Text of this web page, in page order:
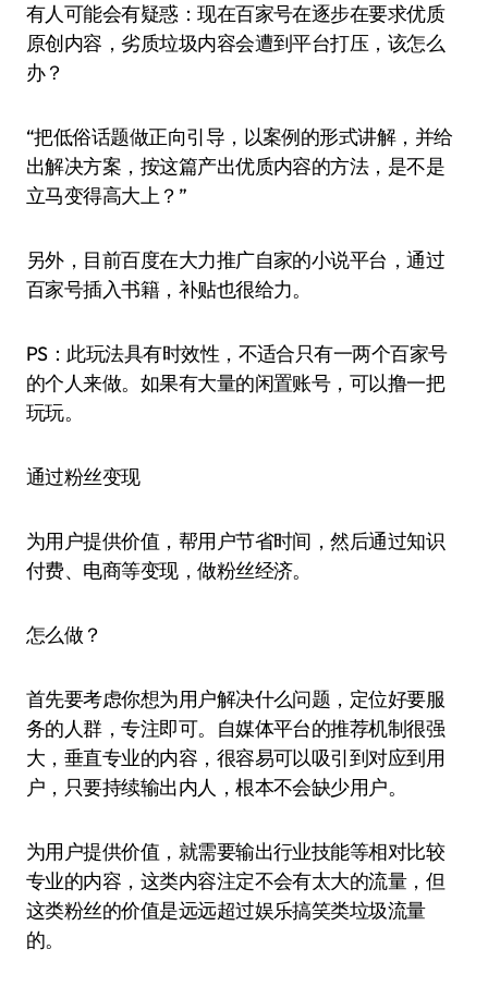
有人可能会有疑惑：现在百家号在逐步在要求优质
原创内容，劣质垃圾内容会遭到平台打压，该怎么
办？
“把低俗话题做正向引导，以案例的形式讲解，并给
出解决方案，按这篇产出优质内容的方法，是不是
立马变得高大上？”
另外，目前百度在大力推广自家的小说平台，通过
百家号插入书籍，补贴也很给力。
PS：此玩法具有时效性，不适合只有一两个百家号
的个人来做。如果有大量的闲置账号，可以撸一把
玩玩。
通过粉丝变现
为用户提供价值，帮用户节省时间，然后通过知识
付费、电商等变现，做粉丝经济。
怎么做？
首先要考虑你想为用户解决什么问题，定位好要服
务的人群，专注即可。自媒体平台的推荐机制很强
大，垂直专业的内容，很容易可以吸引到对应到用
户，只要持续输出内人，根本不会缺少用户。
为用户提供价值，就需要输出行业技能等相对比较
专业的内容，这类内容注定不会有太大的流量，但
这类粉丝的价值是远远超过娱乐搞笑类垃圾流量
的。